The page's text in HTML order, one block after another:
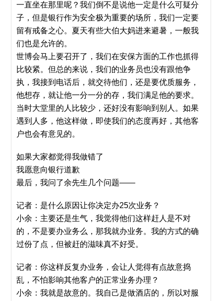
一直坐在那里呢？我们倒不是说他一定是什么可疑分
子，但是银行作为安全极为重要的场所，我们一定要
留有戒备之心。夏天有些大伯大妈进来避暑，一般我
们也是允许的。
世博会马上要召开了，我们在安保方面的工作也抓得
比较紧。但总的来说，我们的业务员也没有跟他争
执，我接到电话后，就交待他们，还是要优质服务，
他想存，就让他一分一分的存，我们满足他的要求。
当时大堂里的人比较少，还好没有影响到别人。如果
遇到人多，他这样做，即使我们的态度再好，其他客
户也会有意见的。
如果大家都觉得我做错了
我愿意向银行道歉
最后，我问了余先生几个问题——
记者：是什么原因让你决定办25次业务？
小余：主要还是生气，我觉得他们这样赶人是不对
的，不是要办业务么，那我就办业务。我的方式的确
过份了点，但被赶的滋味真不好受。
记者：你这样反复办业务，会让人觉得有点故意捣
乱，不怕影响其他客户的正常业务办理？
小余：我就是故意的。我自己是做酒店的，所以对服